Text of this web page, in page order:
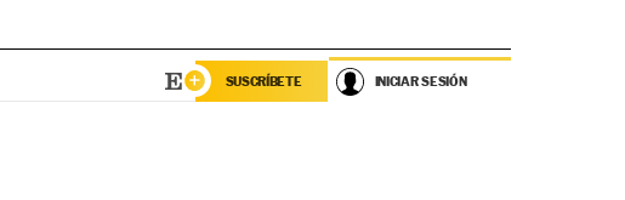
SUSCRÍBETE INICIAR SESIÓN